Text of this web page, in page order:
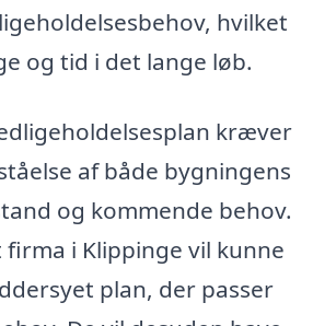
hvilket
og tid i det lange løb.
kræver
af både bygningens
og kommende behov.
firma i Klippinge vil kunne
plan, der passer